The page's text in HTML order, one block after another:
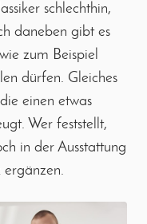
schlechthin,
daneben gibt es
zum Beispiel
dürfen. Gleiches
einen etwas
Wer feststellt,
in der Ausstattung
ergänzen.